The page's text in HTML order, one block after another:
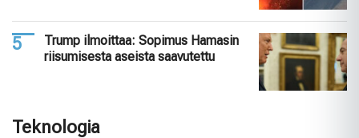
Trump ilmoittaa: Sopimus Hamasin
riisumisesta aseista saavutettu
Teknologia